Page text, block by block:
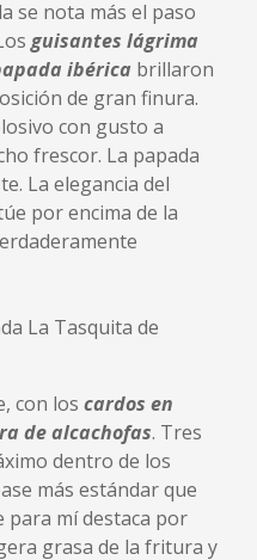
se nota más el paso
guisantes lágrima
ibérica brillaron
de gran finura.
con gusto a
frescor. La papada
La elegancia del
por encima de la
con los cardos en
de alcachofas. Tres
dentro de los
más estándar que
mí destaca por
grasa de la fritura y